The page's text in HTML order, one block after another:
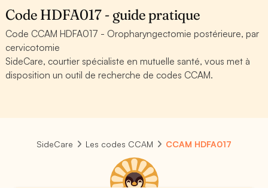
Code HDFA017 - guide pratique
Code CCAM HDFA017 - Oropharyngectomie postérieure, par
cervicotomie
SideCare, courtier spécialiste en mutuelle santé, vous met à
disposition un outil de recherche de codes CCAM.
SideCare Les codes CCAM CCAM HDFA017